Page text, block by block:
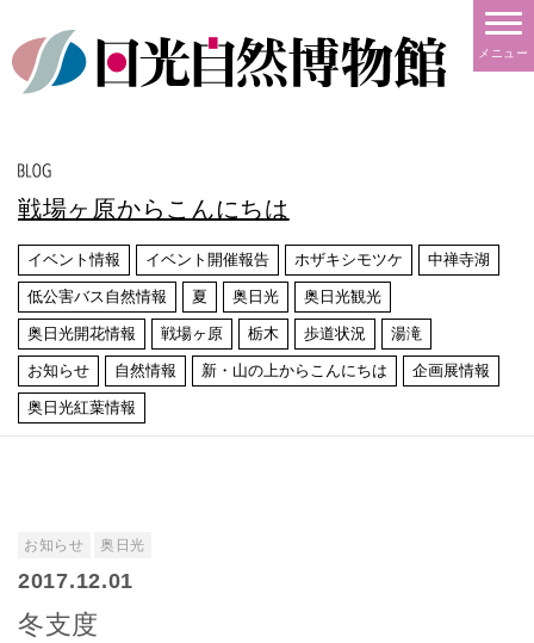
メニュー
戦場ヶ原からこんにちは
イベント情報 イベント開催報告 ホザキシモツケ 中禅寺湖
低公害バス自然情報 夏 奥日光 奥日光観光
奥日光開花情報 戦場ヶ原 栃木 歩道状況 湯滝
お知らせ 自然情報 新・山の上からこんにちは 企画展情報
奥日光紅葉情報
お知らせ 奥日光
2017.12.01
冬支度